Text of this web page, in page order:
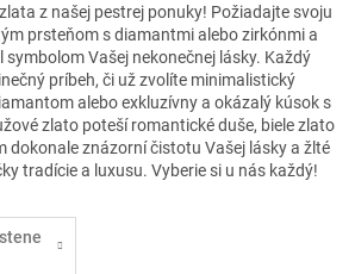
z našej pestrej ponuky! Požiadajte svoju
prsteňom s diamantmi alebo zirkónmi a
Vašej nekonečnej lásky. Každý
príbeh, či už zvolíte minimalistický
alebo exkluzívny a okázalý kúsok s
zlato poteší romantické duše, biele zlato
dokonale znázorní čistotu Vašej lásky a žlté
tradície a luxusu. Vyberie si u nás každý!